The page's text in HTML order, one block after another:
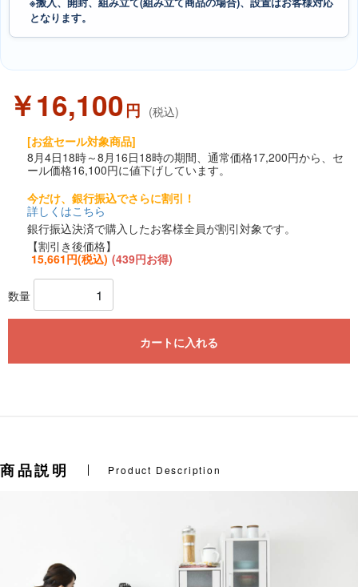
となります。
￥16,100円 (税込)
[お盆セール対象商品]
8月4日18時～8月16日18時の期間、通常価格17,200円から、セ
ール価格16,100円に値下げしています。
今だけ、銀行振込でさらに割引！
詳しくはこちら
銀行振込決済で購入したお客様全員が割引対象です。
【割引き後価格】
15,661円(税込) (439円お得)
数量
カートに入れる
商品説明 Product Description